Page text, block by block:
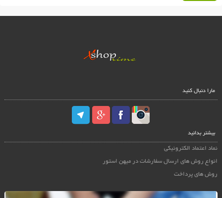
مارا دنبال کنید
بیشتر بدانید
نماد اعتماد الکترونیکی
انواع روش های ارسال سفارشات در میهن استور
روش های پرداخت